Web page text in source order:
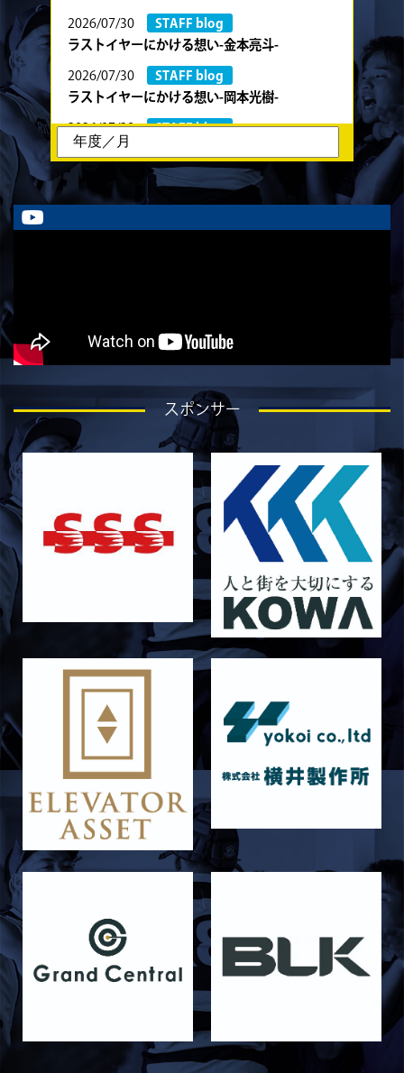
2026/07/30
STAFF blog
ラストイヤーにかける想い-金本亮斗-
2026/07/30
STAFF blog
ラストイヤーにかける想い-岡本光樹-
2026/07/28
STAFF blog
ラストイヤーにかける想い-石飛冬輝-
2026/07/27
STAFF blog
ラストイヤーにかける想い-石岡泰一-
2026/07/25
STAFF blog
2026/06/27
STAFF blog
2026/06/26
STAFF blog
【Rits Familyのバトン】vol. 2 稲西輝紀
2026/06/21
STAFF blog
STAFF blog
6月20日 花園大学
2026/06/16
STAFF blog
STAFF blog
STAFF blog
【Rits Familyのバトン】vol. 1 北村瞬太郎
2026/06/03
【「イヤーブック2026」にお名前を掲載／サポ
ーター募集のお知らせ】
2026/05/31
STAFF blog
5月31日 関西学院大学AB
2026/05/31
STAFF blog
5月30日 関西学院大学CD
STAFF blog
2026年度 新入部員のお知らせ
2026/05/26
STAFF blog
5月24日 京都産業大学
2026/05/23
STAFF blog
STAFF blog
BKCウェルカムデー2026のお知らせ
スポンサー